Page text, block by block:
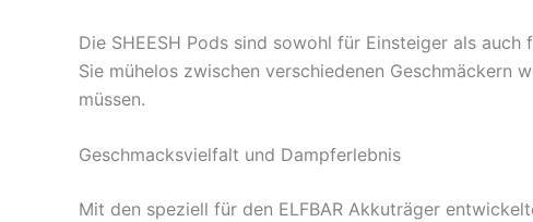
Die SHEESH Pods sind sowohl für Einsteiger als
Sie mühelos zwischen verschiedenen Geschmäckern
müssen.
Geschmacksvielfalt und Dampferlebnis
Mit den speziell für den ELFBAR Akkuträger